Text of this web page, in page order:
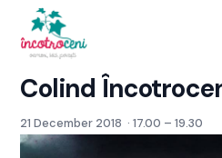
Colind
21 December 2018 · 17.00 – 19.30